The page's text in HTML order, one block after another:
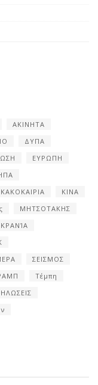
ΑΚΙΝΗΤΑ
ΔΥΠΑ
ΕΥΡΩΠΗ
ΚΑΚΟΚΑΙΡΙΑ
ΚΙΝΑ
ΜΗΤΣΟΤΑΚΗΣ
ΣΕΙΣΜΟΣ
Τέμπη